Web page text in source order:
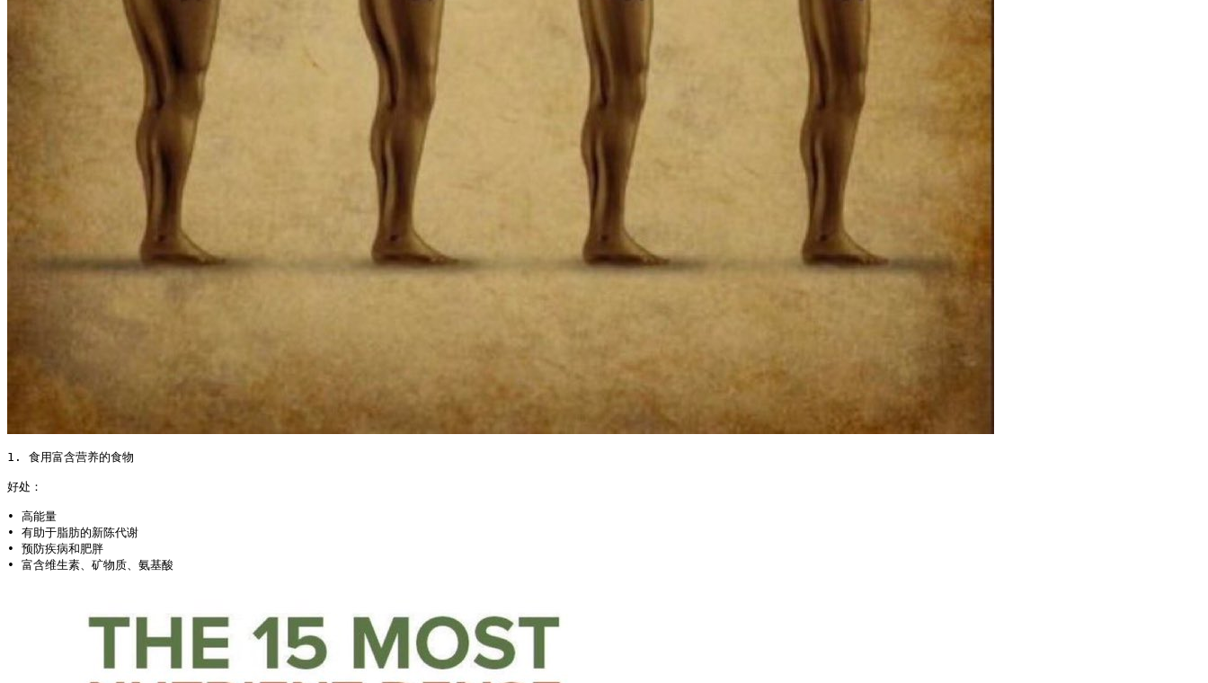
1. 食用富含营养的食物
好处：
• 高能量
• 有助于脂肪的新陈代谢
• 预防疾病和肥胖
• 富含维生素、矿物质、氨基酸